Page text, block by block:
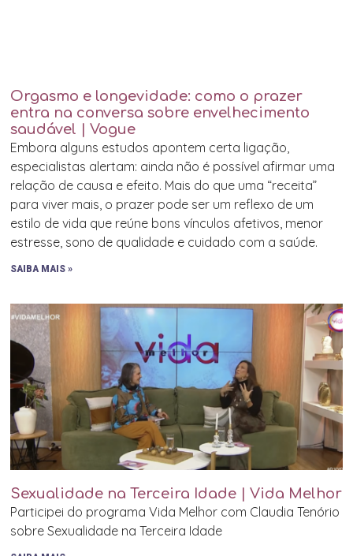
Orgasmo e longevidade: como o prazer
entra na conversa sobre envelhecimento
saudável | Vogue
Embora alguns estudos apontem certa ligação,
especialistas alertam: ainda não é possível afirmar uma
relação de causa e efeito. Mais do que uma “receita”
para viver mais, o prazer pode ser um reflexo de um
estilo de vida que reúne bons vínculos afetivos, menor
estresse, sono de qualidade e cuidado com a saúde.
SAIBA MAIS »
Sexualidade na Terceira Idade | Vida Melhor
Participei do programa Vida Melhor com Claudia Tenório
sobre Sexualidade na Terceira Idade